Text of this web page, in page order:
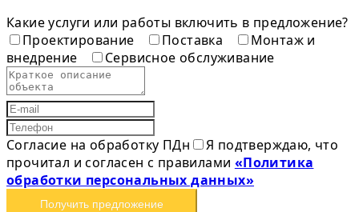
Какие услуги или работы включить в предложение?
Проектирование
Поставка
Монтаж и
внедрение
Сервисное обслуживание
Согласие на обработку ПДн
Я подтверждаю, что
прочитал и согласен с правилами «Политика
обработки персональных данных»
Получить предложение